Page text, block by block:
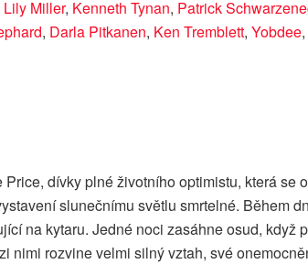
Miller, Kenneth Tynan, Patrick
, Darla Pitkanen, Ken Tremblett, Yobdee,
dívky plné životního optimistu, která
slunečnímu světlu smrtelné. Během
na kytaru. Jedné noci zasáhne osud,
nimi rozvine velmi silný vztah, své